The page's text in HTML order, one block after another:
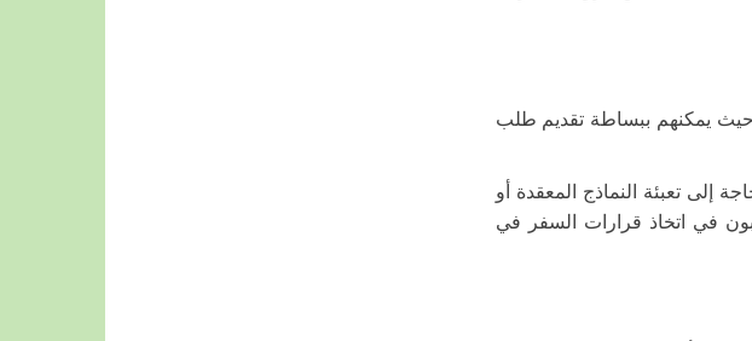
حيث يمكنهم ببساطة تقديم طلب
إلى تعبئة النماذج المعقدة أو
في اتخاذ قرارات السفر في